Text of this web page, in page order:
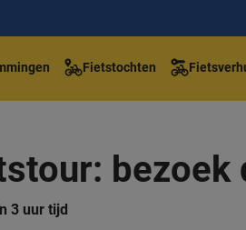
Fietstochten
bezoek
3 uur tijd